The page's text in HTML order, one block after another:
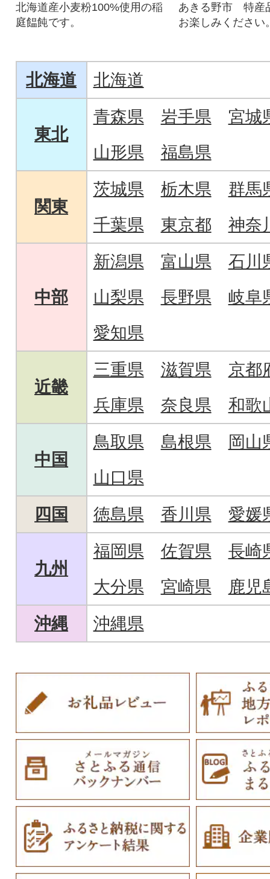
北海道産小麦粉100%使用の稲
庭饂飩です。
あきる野市 特産
お楽しみください
北海道 北海道
東北
青森県 岩手県
宮城
山形県
福島県
関東
茨城県 栃木県
群馬
千葉県
東京都 神奈
中部
新潟県 富山県
石川
山梨県
長野県
岐阜
愛知県
近畿
三重県 滋賀県
京都
兵庫県
奈良県 和歌
中国
鳥取県 島根県
岡山
山口県
四国
徳島県 香川県 愛媛
九州
福岡県 佐賀県
長崎
大分県
宮崎県
鹿児
沖縄
沖縄県